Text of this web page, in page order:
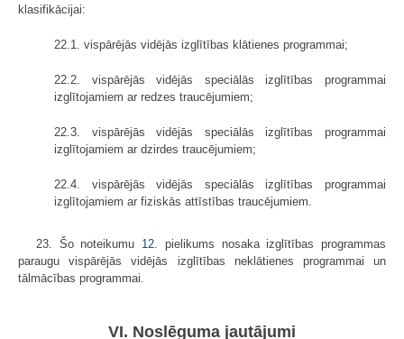
klasifikācijai:
22.1. vispārējās vidējās izglītības klātienes programmai;
22.2. vispārējās vidējās speciālās izglītības programmai
izglītojamiem ar redzes traucējumiem;
22.3. vispārējās vidējās speciālās izglītības programmai
izglītojamiem ar dzirdes traucējumiem;
22.4. vispārējās vidējās speciālās izglītības programmai
izglītojamiem ar fiziskās attīstības traucējumiem.
23. Šo noteikumu 12.
pielikums nosaka izglītības programmas
paraugu vispārējās vidējās izglītības neklātienes programmai un
tālmācības programmai.
VI. Noslēguma jautājumi